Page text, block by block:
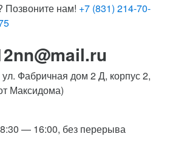
Позвоните нам! +7 (831) 214-70-
Фабричная дом 2 Д, корпус 2,
Максидома)
— 16:00, без перерыва